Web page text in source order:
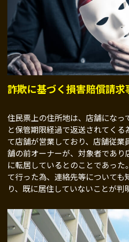
詐欺に基づく損害賠償請求
住民票上の住所地は、店舗になっ
と保管期限経過で返送されてく
て店舗が営業しており、店舗従
舗の前オーナーが、対象者であり
に転居しているとのことであっ
て行った為、連絡先等についても
り、既に居住していないことが判